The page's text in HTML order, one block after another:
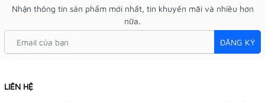
Nhận thông tin sản phẩm mới nhất, tin khuyến mãi và nhiều hơn
nữa.
ĐĂNG KÝ
LIÊN HỆ